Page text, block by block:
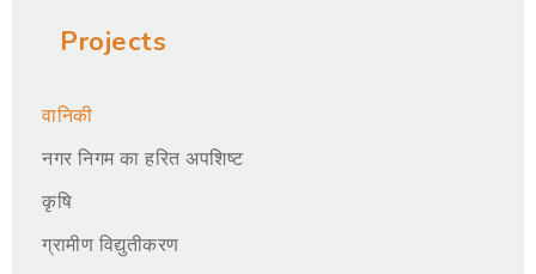
Projects
वानिकी
नगर निगम का हरित अपशिष्ट
कृषि
ग्रामीण विद्युतीकरण